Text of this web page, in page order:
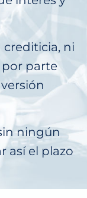
crediticia, ni
parte
ningún
así el plazo